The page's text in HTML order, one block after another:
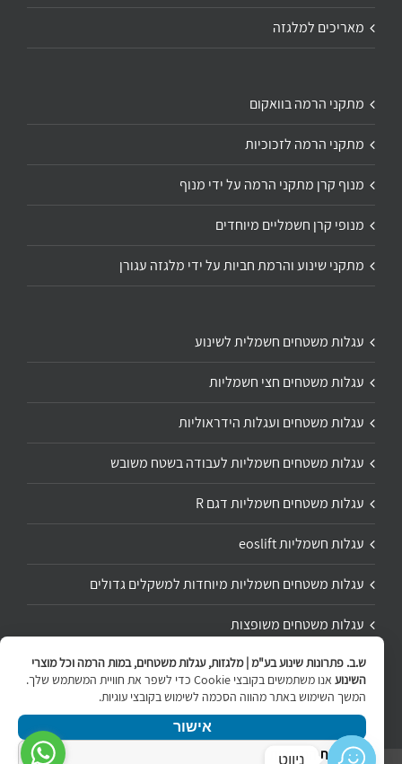
מאריכים למלגזה
מתקני הרמה בוואקום
מתקני הרמה לזכוכיות
מנוף קרן מתקני הרמה על ידי מנוף
מנופי קרן חשמליים מיוחדים
מתקני שינוע והרמת חביות על ידי מלגזה עגורן
עגלות משטחים חשמלית לשינוע
עגלות משטחים חצי חשמליות
עגלות משטחים ועגלות הידראוליות
עגלות משטחים חשמליות לעבודה בשטח משובש
עגלות משטחים חשמליות דגם R
עגלות חשמליות eoslift
עגלות משטחים חשמליות מיוחדות למשקלים גדולים
עגלות משטחים משופצות
תיקון ושיפוץ עגלת משטחים
ש.ב. פתרונות שינוע בע"מ | מלגזות, עגלות משטחים, במות הרמה וכל מוצרי
השינוע
אנו משתמשים בקובצי Cookie כדי לשפר את חוויית המשתמש שלך.
המשך השימוש באתר מהווה הסכמה לשימוש בקובצי עוגיות.
אישור
מדיניות הפרטיות
ניווט